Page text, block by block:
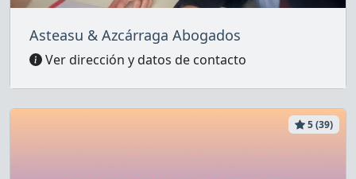
Asteasu & Azcárraga Abogados
Ver dirección y datos de contacto
5 (39)